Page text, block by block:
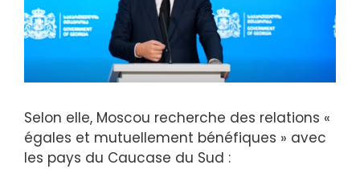
Selon elle, Moscou recherche des relations «
égales et mutuellement bénéfiques » avec
les pays du Caucase du Sud :